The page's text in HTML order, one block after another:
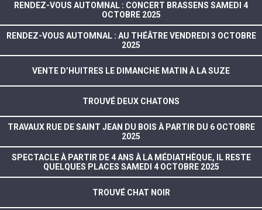
RENDEZ-VOUS AUTOMNAL : CONCERT BRASSENS SAMEDI 4
OCTOBRE 2025
RENDEZ-VOUS AUTOMNAL : AU THÉÂTRE VENDREDI 3 OCTOBRE
2025
VENTE D’HUITRES LE DIMANCHE MATIN À LA SUZE
TROUVÉ DEUX CHATONS
TRAVAUX RUE DE SAINT JEAN DU BOIS À PARTIR DU 6 OCTOBRE
2025
SPECTACLE À PARTIR DE 4 ANS À LA MÉDIATHÈQUE, IL RESTE
QUELQUES PLACES SAMEDI 4 OCTOBRE 2025
TROUVÉ CHAT NOIR